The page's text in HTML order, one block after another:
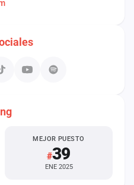
MEJOR PUESTO
#39
ENE 2025